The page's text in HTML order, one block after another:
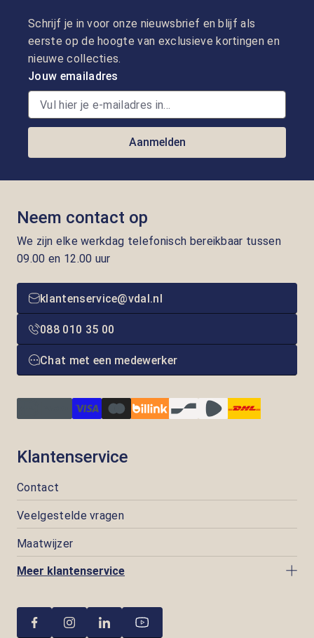
Schrijf je in voor onze nieuwsbrief en blijf als
eerste op de hoogte van exclusieve kortingen en
nieuwe collecties.
Jouw emailadres
Aanmelden
Neem contact op
We zijn elke werkdag telefonisch bereikbaar tussen
09.00 en 12.00 uur
klantenservice@vdal.nl
088 010 35 00
Chat met een medewerker
Klantenservice
Contact
Veelgestelde vragen
Maatwijzer
Meer klantenservice